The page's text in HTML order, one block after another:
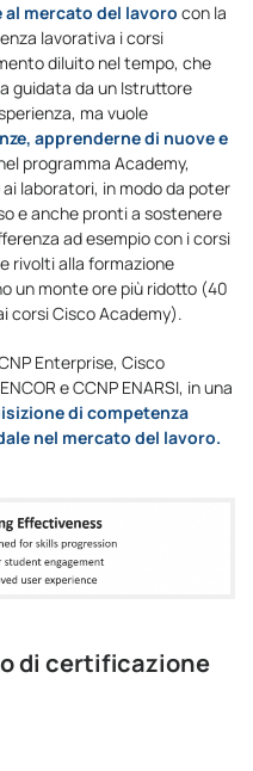
al mercato del lavoro con la
lavorativa i corsi
diluito nel tempo, che
guidata da un Istruttore
ma vuole
apprenderne di nuove e
programma Academy,
laboratori, in modo da poter
e anche pronti a sostenere
ad esempio con i corsi
rivolti alla formazione
un monte ore più ridotto (40
corsi Cisco Academy).
Enterprise, Cisco
e CCNP ENARSI, in una
di competenza
nel mercato del lavoro.
di certificazione